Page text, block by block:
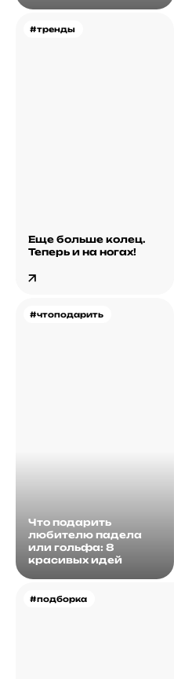
#тренды
Еще больше колец.
Теперь и на ногах!
#чтоподарить
Что подарить
любителю падела
или гольфа: 8
красивых идей
#подборка